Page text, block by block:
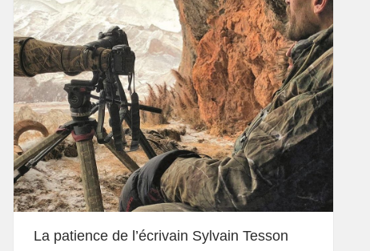
La patience de l’écrivain Sylvain Tesson